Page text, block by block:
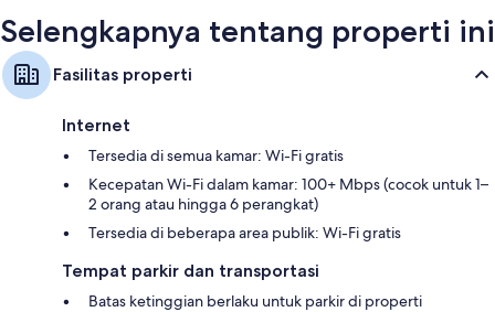
Selengkapnya tentang properti ini
Fasilitas properti
Internet
Tersedia di semua kamar: Wi-Fi gratis
Kecepatan Wi-Fi dalam kamar: 100+ Mbps (cocok untuk 1–
2 orang atau hingga 6 perangkat)
Tersedia di beberapa area publik: Wi-Fi gratis
Tempat parkir dan transportasi
Batas ketinggian berlaku untuk parkir di properti